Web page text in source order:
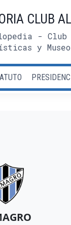
CLUB
- Club
y Museo